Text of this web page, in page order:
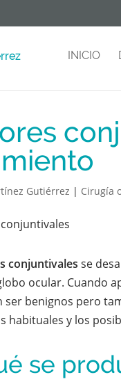
INICIO
Gutiérrez | Cirugía
conjuntivales se
ocular. Cuando
ser benignos pero
habituales y los
se